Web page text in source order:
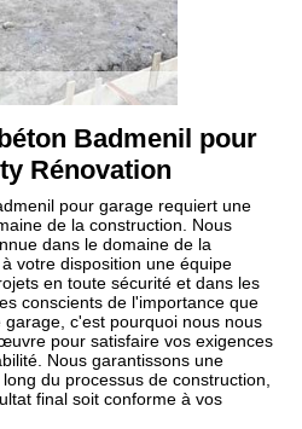
Badmenil pour
Rénovation
pour garage requiert une
de la construction. Nous
dans le domaine de la
votre disposition une équipe
en toute sécurité et dans les
conscients de l'importance que
c'est pourquoi nous nous
pour satisfaire vos exigences
Nous garantissons une
du processus de construction,
final soit conforme à vos